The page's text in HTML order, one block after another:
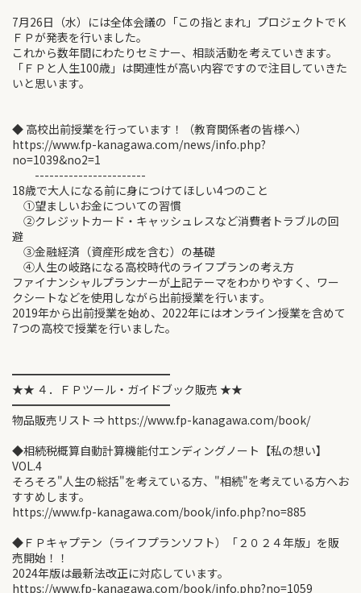
7月26日（水）には全体会議の「この指とまれ」プロジェクトでＫ
ＦＰが発表を行いました。
これから数年間にわたりセミナー、相談活動を考えていきます。
「ＦＰと人生100歳」は関連性が高い内容ですので注目していきた
いと思います。
◆ 高校出前授業を行っています！（教育関係者の皆様へ）
https://www.fp-kanagawa.com/news/info.php?
no=1039&no2=1
-----------------------
18歳で大人になる前に身につけてほしい4つのこと
①望ましいお金についての習慣
②クレジットカード・キャッシュレスなど消費者トラブルの回
避
③金融経済（資産形成を含む）の基礎
④人生の岐路になる高校時代のライフプランの考え方
ファイナンシャルプランナーが上記テーマをわかりやすく、ワー
クシートなどを使用しながら出前授業を行います。
2019年から出前授業を始め、2022年にはオンライン授業を含めて
7つの高校で授業を行いました。
━━━━━━━━━━━━━━
★★ ４．ＦＰツール・ガイドブック販売 ★★
━━━━━━━━━━━━━━
物品販売リスト ⇒ https://www.fp-kanagawa.com/book/
◆相続税概算自動計算機能付エンディングノート【私の想い】
VOL.4
そろそろ"人生の総括"を考えている方、"相続"を考えている方へお
すすめします。
https://www.fp-kanagawa.com/book/info.php?no=885
◆ＦＰキャプテン（ライフプランソフト）「２０２４年版」を販
売開始！！
2024年版は最新法改正に対応しています。
https://www.fp-kanagawa.com/book/info.php?no=1059